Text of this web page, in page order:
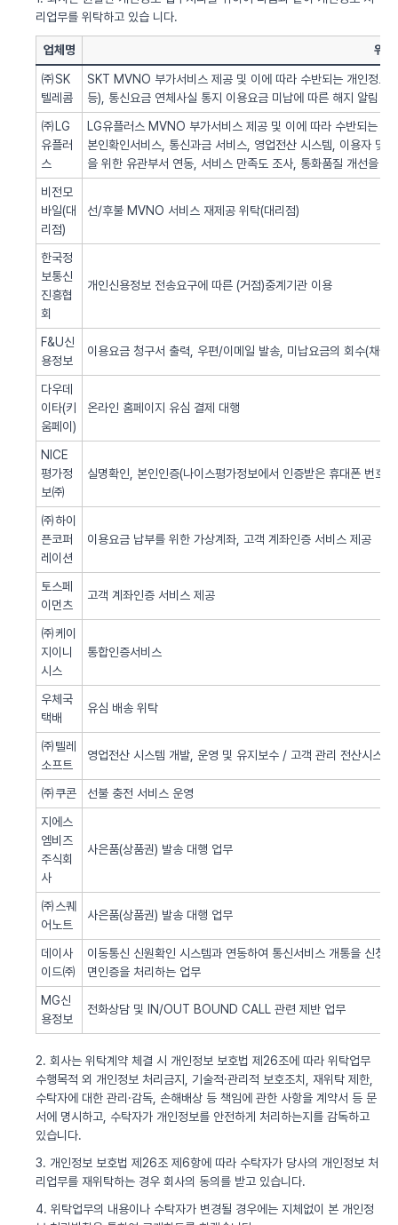
리업무를 위탁하고 있습 니다.
업체명 위탁
㈜SK
텔레콤
SKT MVNO 부가서비스 제공 및 이에 따라 수반되는 개인정보
등), 통신요금 연체사실 통지 이용요금 미납에 따른 해지 알림 업
㈜LG
유플러
스
LG유플러스 MVNO 부가서비스 제공 및 이에 따라 수반되는
본인확인서비스, 통신과금 서비스, 영업전산 시스템, 이용자 및
을 위한 유관부서 연동, 서비스 만족도 조사, 통화품질 개선을 위
비전모
바일(대
리점)
선/후불 MVNO 서비스 재제공 위탁(대리점)
한국정
보통신
진흥협
회
개인신용정보 전송요구에 따른 (거점)중계기관 이용
F&U신
용정보
이용요금 청구서 출력, 우편/이메일 발송, 미납요금의 회수(채권
다우데
이타(키
움페이)
온라인 홈페이지 유심 결제 대행
NICE
평가정
보㈜
실명확인, 본인인증(나이스평가정보에서 인증받은 휴대폰 번호
㈜하이
픈코퍼
레이션
이용요금 납부를 위한 가상계좌, 고객 계좌인증 서비스 제공
토스페
이먼츠
고객 계좌인증 서비스 제공
㈜케이
지이니
시스
통합인증서비스
우체국
택배
유심 배송 위탁
㈜텔레
소프트
영업전산 시스템 개발, 운영 및 유지보수 / 고객 관리 전산시스
㈜쿠콘
선불 충전 서비스 운영
지에스
엠비즈
주식회
사
사은품(상품권) 발송 대행 업무
㈜스퀘
어노트
사은품(상품권) 발송 대행 업무
데이사
이드㈜
이동통신 신원확인 시스템과 연동하여 통신서비스 개통을 신청
면인증을 처리하는 업무
MG신
용정보
전화상담 및 IN/OUT BOUND CALL 관련 제반 업무
2. 회사는 위탁계약 체결 시 개인정보 보호법 제26조에 따라 위탁업무
수행목적 외 개인정보 처리금지, 기술적·관리적 보호조치, 재위탁 제한,
수탁자에 대한 관리·감독, 손해배상 등 책임에 관한 사항을 계약서 등 문
서에 명시하고, 수탁자가 개인정보를 안전하게 처리하는지를 감독하고
있습니다.
3. 개인정보 보호법 제26조 제6항에 따라 수탁자가 당사의 개인정보 처
리업무를 재위탁하는 경우 회사의 동의를 받고 있습니다.
4. 위탁업무의 내용이나 수탁자가 변경될 경우에는 지체없이 본 개인정